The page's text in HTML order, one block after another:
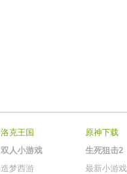
洛克王国 原神下载
双人小游戏 生死狙击2
造梦西游 最新小游戏